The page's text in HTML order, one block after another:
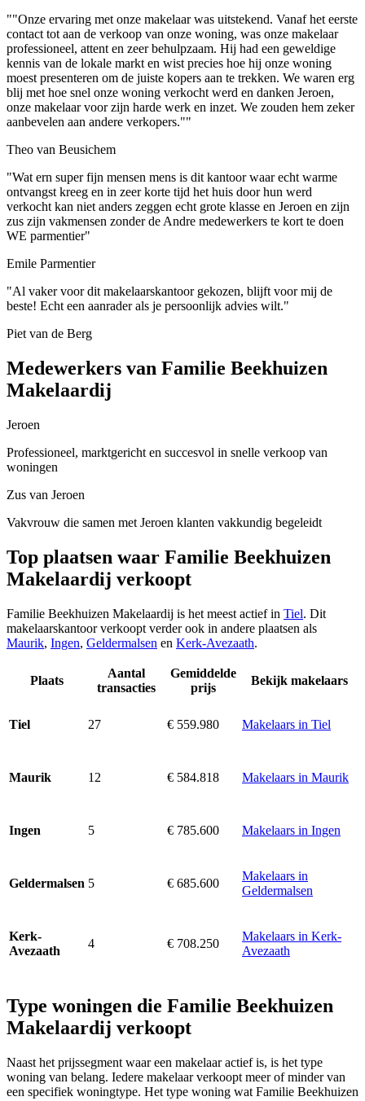
""Onze ervaring met onze makelaar was uitstekend. Vanaf het eerste
contact tot aan de verkoop van onze woning, was onze makelaar
professioneel, attent en zeer behulpzaam. Hij had een geweldige
kennis van de lokale markt en wist precies hoe hij onze woning
moest presenteren om de juiste kopers aan te trekken. We waren erg
blij met hoe snel onze woning verkocht werd en danken Jeroen,
onze makelaar voor zijn harde werk en inzet. We zouden hem zeker
aanbevelen aan andere verkopers.""
Theo van Beusichem
"Wat ern super fijn mensen mens is dit kantoor waar echt warme
ontvangst kreeg en in zeer korte tijd het huis door hun werd
verkocht kan niet anders zeggen echt grote klasse en Jeroen en zijn
zus zijn vakmensen zonder de Andre medewerkers te kort te doen
WE parmentier"
Emile Parmentier
"Al vaker voor dit makelaarskantoor gekozen, blijft voor mij de
beste! Echt een aanrader als je persoonlijk advies wilt."
Piet van de Berg
Medewerkers van Familie Beekhuizen
Makelaardij
Jeroen
Professioneel, marktgericht en succesvol in snelle verkoop van
woningen
Zus van Jeroen
Vakvrouw die samen met Jeroen klanten vakkundig begeleidt
Top plaatsen waar Familie Beekhuizen
Makelaardij verkoopt
Familie Beekhuizen Makelaardij is het meest actief in Tiel. Dit
makelaarskantoor verkoopt verder ook in andere plaatsen als
Maurik, Ingen, Geldermalsen en Kerk-Avezaath.
Plaats
Aantal
transacties
Gemiddelde
prijs
Bekijk makelaars
Tiel 27 € 559.980 Makelaars in Tiel
Maurik 12 € 584.818 Makelaars in Maurik
Ingen 5 € 785.600 Makelaars in Ingen
Geldermalsen 5 € 685.600
Makelaars in
Geldermalsen
Kerk-
Avezaath
4 € 708.250
Makelaars in Kerk-
Avezaath
Type woningen die Familie Beekhuizen
Makelaardij verkoopt
Naast het prijssegment waar een makelaar actief is, is het type
woning van belang. Iedere makelaar verkoopt meer of minder van
een specifiek woningtype. Het type woning wat Familie Beekhuizen